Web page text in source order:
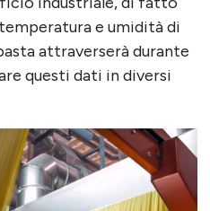
e umidità di
attraverserà durante
questi dati in diversi